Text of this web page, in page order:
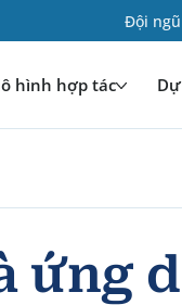
Đội
hình hợp tác
ứng